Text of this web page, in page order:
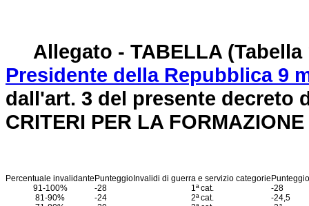
Allegato - TABELLA
Presidente della Repubblica 9
dall'art. 3 del presente decreto
CRITERI PER LA
Percentuale invalidante Punteggio Invalidi di guerra e servizio categorie Punteggio
91-100%
-28 1ª cat.
-28
81-90%
-24 2ª cat.
-24,5